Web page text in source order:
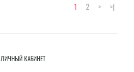
1 2 > >|
ЛИЧНЫЙ КАБИНЕТ